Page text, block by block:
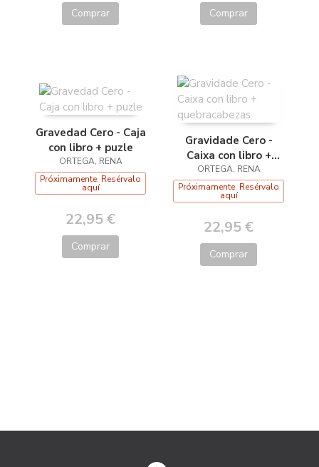
Comprar Comprar
Gravedad Cero - Caja
con libro + puzle
ORTEGA, RENA
Próximamente. Resérvalo
aquí
22,95 €
Comprar
Gravidade Cero -
Caixa con libro +
quebracabezas
ORTEGA, RENA
Próximamente. Resérvalo
aquí
22,95 €
Comprar